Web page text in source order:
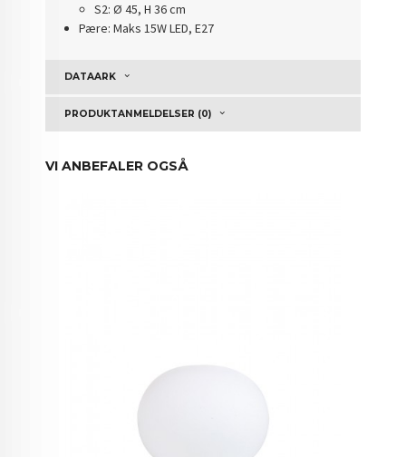
S2: Ø 45, H 36 cm
Pære: Maks 15W LED, E27
DATAARK
PRODUKTANMELDELSER (0)
VI ANBEFALER OGSÅ